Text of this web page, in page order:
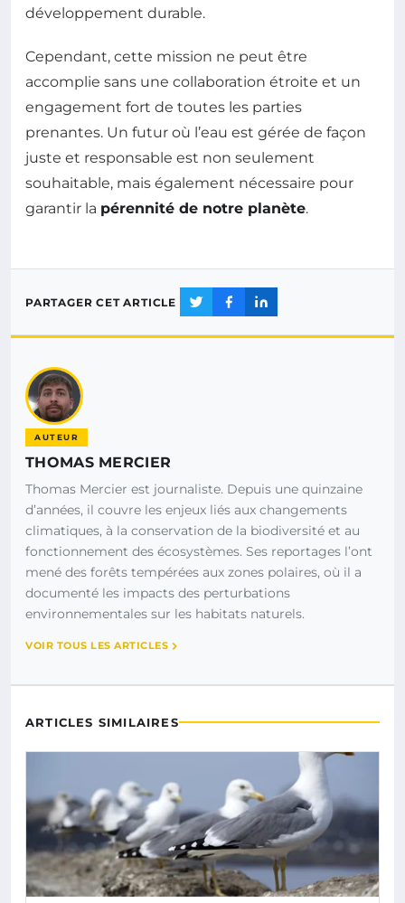
développement durable.
Cependant, cette mission ne peut être
accomplie sans une collaboration étroite et un
engagement fort de toutes les parties
prenantes. Un futur où l’eau est gérée de façon
juste et responsable est non seulement
souhaitable, mais également nécessaire pour
garantir la pérennité de notre planète.
PARTAGER CET ARTICLE
AUTEUR
THOMAS MERCIER
Thomas Mercier est journaliste. Depuis une quinzaine
d’années, il couvre les enjeux liés aux changements
climatiques, à la conservation de la biodiversité et au
fonctionnement des écosystèmes. Ses reportages l’ont
mené des forêts tempérées aux zones polaires, où il a
documenté les impacts des perturbations
environnementales sur les habitats naturels.
VOIR TOUS LES ARTICLES
ARTICLES SIMILAIRES